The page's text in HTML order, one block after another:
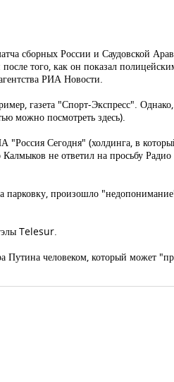
сборных России и Саудовской
того, как он показал
РИА Новости.
газета "Спорт-Экспресс".
можно посмотреть здесь).
"Россия Сегодня" (холдинга, в
не ответил на просьбу
произошло
Telesur.
Путина человеком, который может